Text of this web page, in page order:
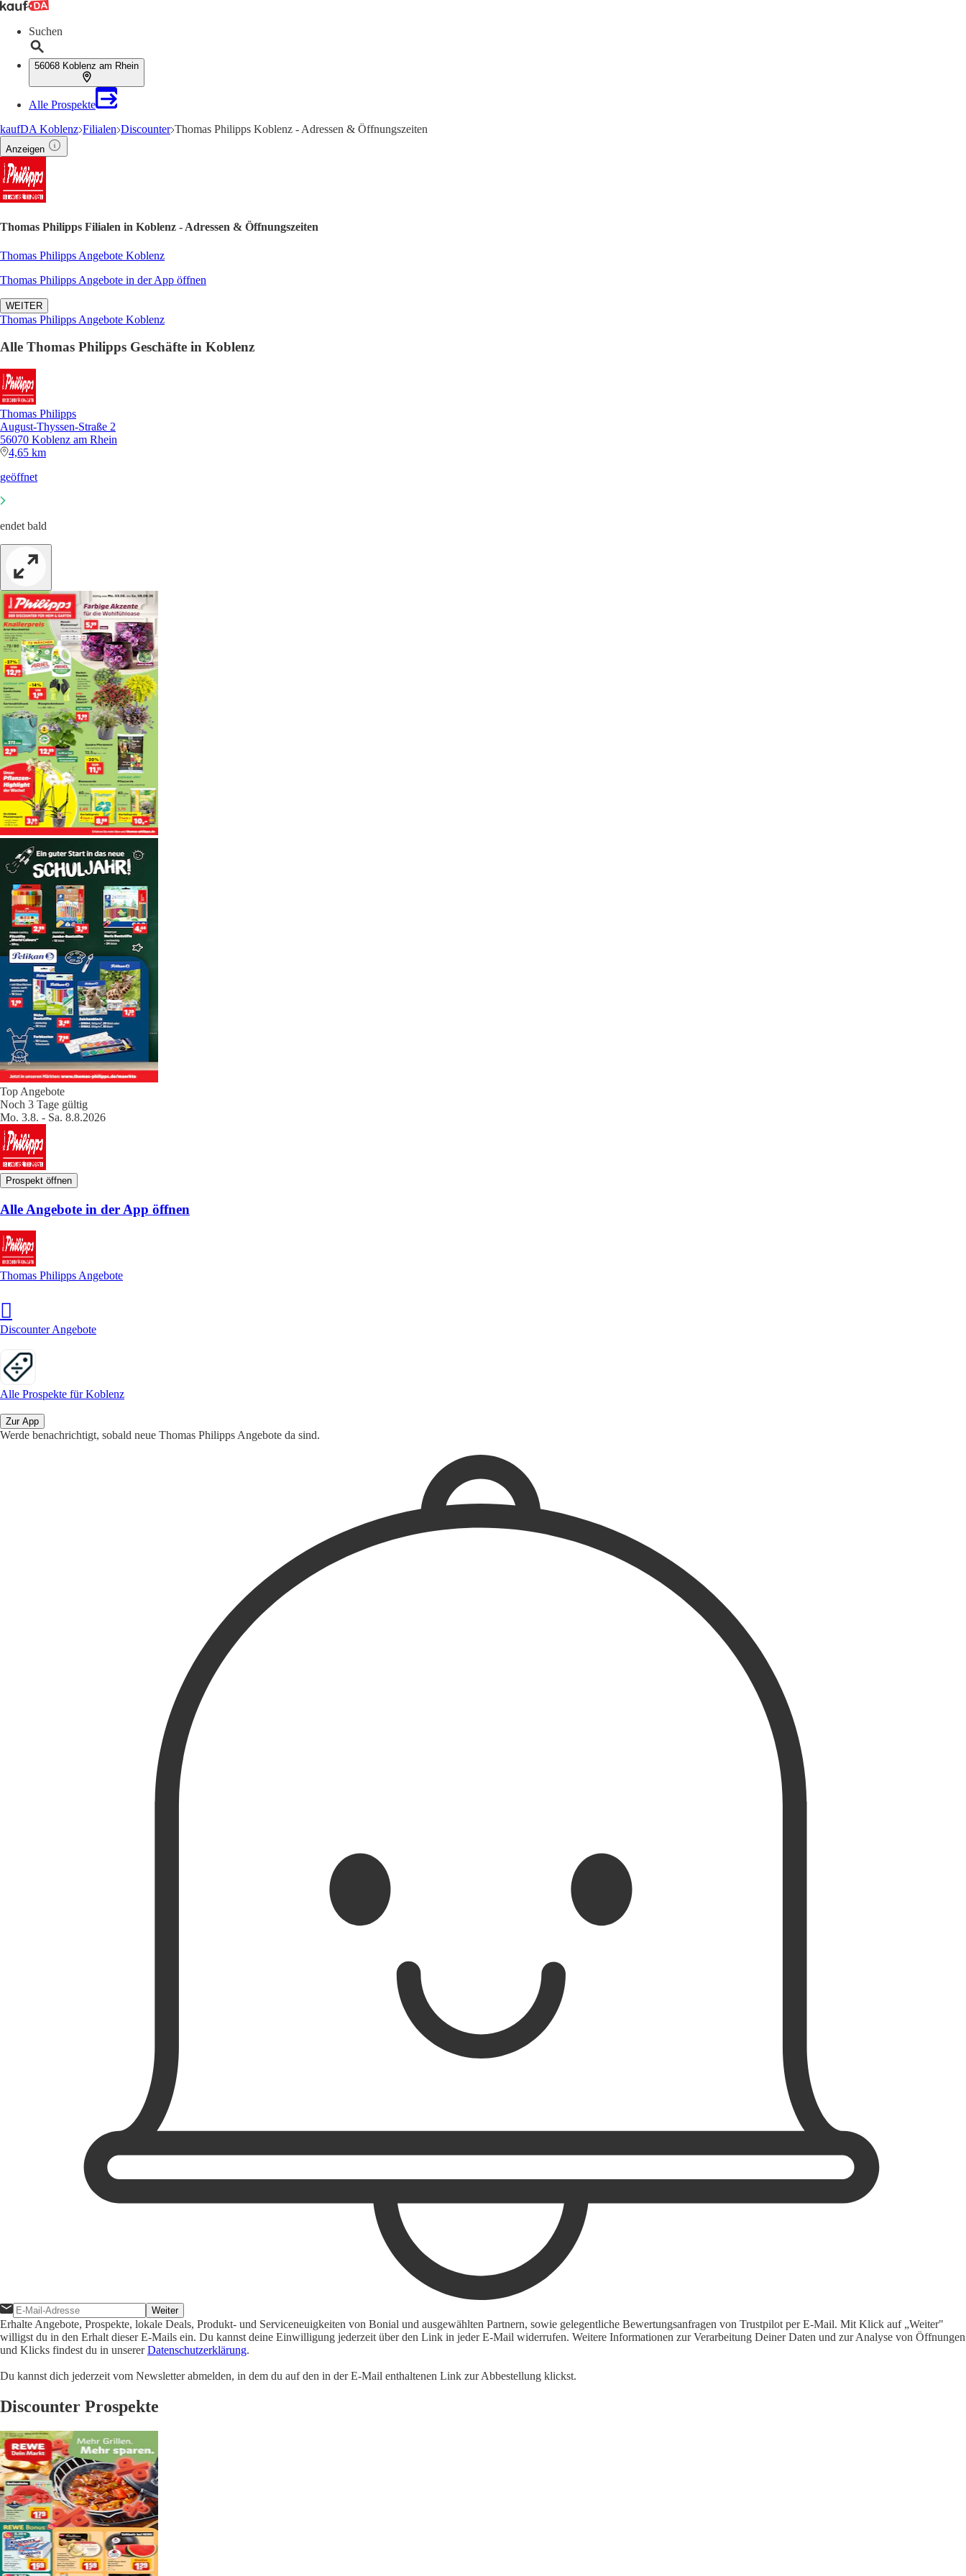
Suchen
56068 Koblenz am Rhein
Alle Prospekte
kaufDA Koblenz Filialen Discounter Thomas Philipps Koblenz - Adressen & Öffnungszeiten
Anzeigen
Thomas Philipps Filialen in Koblenz - Adressen & Öffnungszeiten
Thomas Philipps Angebote Koblenz
Thomas Philipps Angebote in der App öffnen
WEITER
Thomas Philipps Angebote Koblenz
Alle Thomas Philipps Geschäfte in Koblenz
Thomas Philipps
August-Thyssen-Straße 2
56070 Koblenz am Rhein
4,65 km
geöffnet
endet bald
Top Angebote
Noch 3 Tage gültig
Mo. 3.8. - Sa. 8.8.2026
Prospekt öffnen
Alle Angebote in der App öffnen
Thomas Philipps Angebote
Discounter Angebote
Alle Prospekte für Koblenz
Zur App
Werde benachrichtigt, sobald neue Thomas Philipps Angebote da sind.
Weiter
Erhalte Angebote, Prospekte, lokale Deals, Produkt- und Serviceneuigkeiten von Bonial und ausgewählten Partnern, sowie gelegentliche Bewertungsanfragen von Trustpilot per E-Mail. Mit Klick auf „Weiter"
willigst du in den Erhalt dieser E-Mails ein. Du kannst deine Einwilligung jederzeit über den Link in jeder E-Mail widerrufen. Weitere Informationen zur Verarbeitung Deiner Daten und zur Analyse von Öffnungen
und Klicks findest du in unsererDatenschutzerklärung.
Du kannst dich jederzeit vom Newsletter abmelden, in dem du auf den in der E-Mail enthaltenen Link zur Abbestellung klickst.
Discounter Prospekte